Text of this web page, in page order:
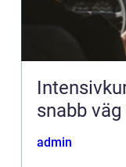
snabb
admin